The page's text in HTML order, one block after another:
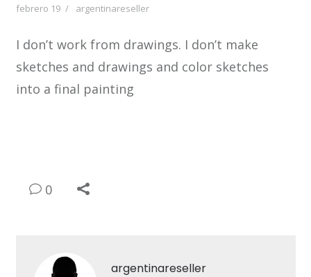
febrero 19 argentinareseller
I don’t work from drawings. I don’t make
sketches and drawings and color sketches
into a final painting
0
argentinareseller